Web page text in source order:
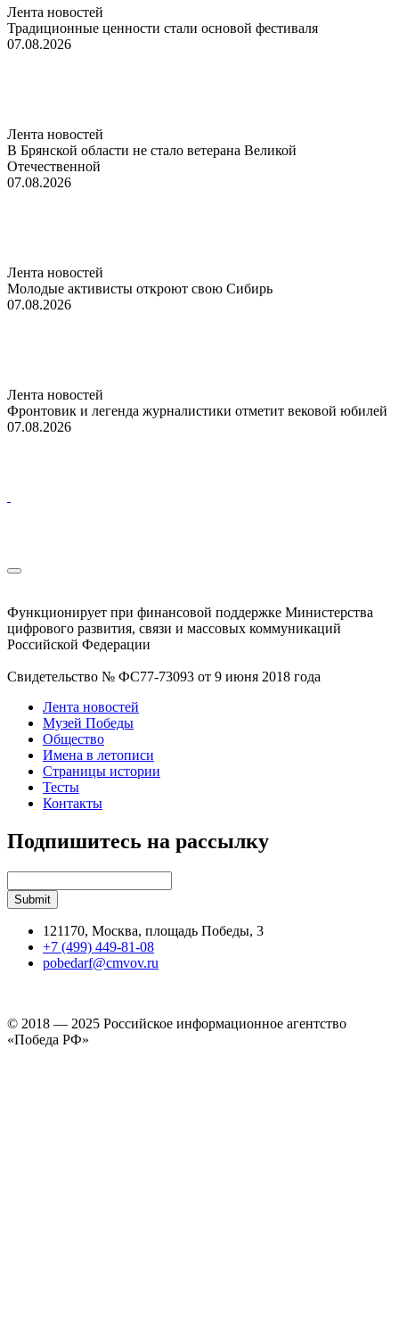
Лента новостей
Традиционные ценности стали основой фестиваля
07.08.2026
Лента новостей
В Брянской области не стало ветерана Великой
Отечественной
07.08.2026
Лента новостей
Молодые активисты откроют свою Сибирь
07.08.2026
Лента новостей
Фронтовик и легенда журналистики отметит вековой юбилей
07.08.2026
Функционирует при финансовой поддержке Министерства
цифрового развития, связи и массовых коммуникаций
Российской Федерации
Свидетельство № ФС77-73093 от 9 июня 2018 года
Лента новостей
Музей Победы
Общество
Имена в летописи
Страницы истории
Тесты
Контакты
Подпишитесь на рассылку
121170, Москва, площадь Победы, 3
+7 (499) 449-81-08
pobedarf@cmvov.ru
© 2018 — 2025 Российское информационное агентство
«Победа РФ»